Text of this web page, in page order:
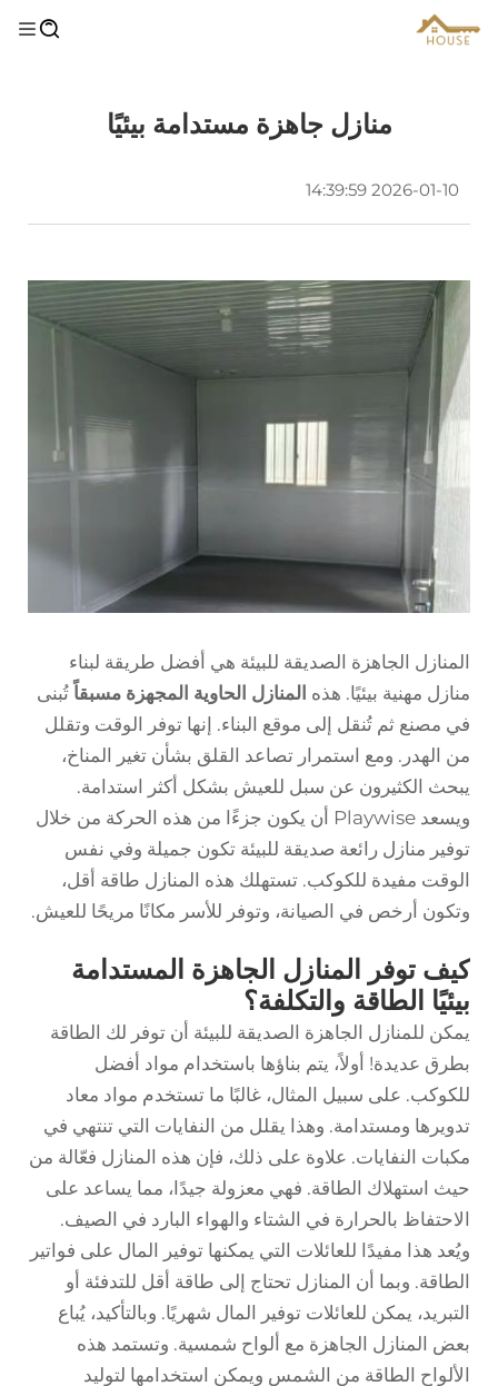
منازل جاهزة مستدامة بيئيًا
2026-01-10 14:39:59
المنازل الجاهزة الصديقة للبيئة هي أفضل طريقة لبناء
منازل مهنية بيئيًا. هذه المنازل الحاوية المجهزة مسبقاً تُبنى
في مصنع ثم تُنقل إلى موقع البناء. إنها توفر الوقت وتقلل
من الهدر. ومع استمرار تصاعد القلق بشأن تغير المناخ،
يبحث الكثيرون عن سبل للعيش بشكل أكثر استدامة.
ويسعد Playwise أن يكون جزءًا من هذه الحركة من خلال
توفير منازل رائعة صديقة للبيئة تكون جميلة وفي نفس
الوقت مفيدة للكوكب. تستهلك هذه المنازل طاقة أقل،
وتكون أرخص في الصيانة، وتوفر للأسر مكانًا مريحًا للعيش.
كيف توفر المنازل الجاهزة المستدامة
بيئيًا الطاقة والتكلفة؟
يمكن للمنازل الجاهزة الصديقة للبيئة أن توفر لك الطاقة
بطرق عديدة! أولاً، يتم بناؤها باستخدام مواد أفضل
للكوكب. على سبيل المثال، غالبًا ما تستخدم مواد معاد
تدويرها ومستدامة. وهذا يقلل من النفايات التي تنتهي في
مكبات النفايات. علاوة على ذلك، فإن هذه المنازل فعّالة من
حيث استهلاك الطاقة. فهي معزولة جيدًا، مما يساعد على
الاحتفاظ بالحرارة في الشتاء والهواء البارد في الصيف.
ويُعد هذا مفيدًا للعائلات التي يمكنها توفير المال على فواتير
الطاقة. وبما أن المنازل تحتاج إلى طاقة أقل للتدفئة أو
التبريد، يمكن للعائلات توفير المال شهريًا. وبالتأكيد، يُباع
بعض المنازل الجاهزة مع ألواح شمسية. وتستمد هذه
الألواح الطاقة من الشمس ويمكن استخدامها لتوليد